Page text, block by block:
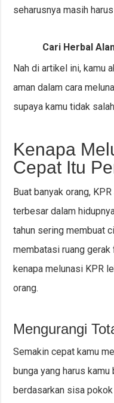
seharusnya masih
Cari Herbal
Nah di artikel ini, kamu
aman dalam cara
supaya kamu tidak
Kenapa
Cepat Itu
Buat banyak orang,
terbesar dalam
tahun sering membuat
membatasi ruang gerak
kenapa melunasi KPR
orang.
Mengurangi
Semakin cepat kamu
bunga yang harus kamu
berdasarkan sisa